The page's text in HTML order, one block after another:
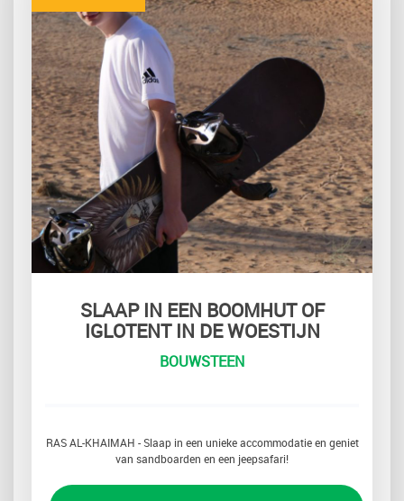
SLAAP IN EEN BOOMHUT OF
IGLOTENT IN DE WOESTIJN
BOUWSTEEN
RAS AL-KHAIMAH - Slaap in een unieke accommodatie en geniet
van sandboarden en een jeepsafari!